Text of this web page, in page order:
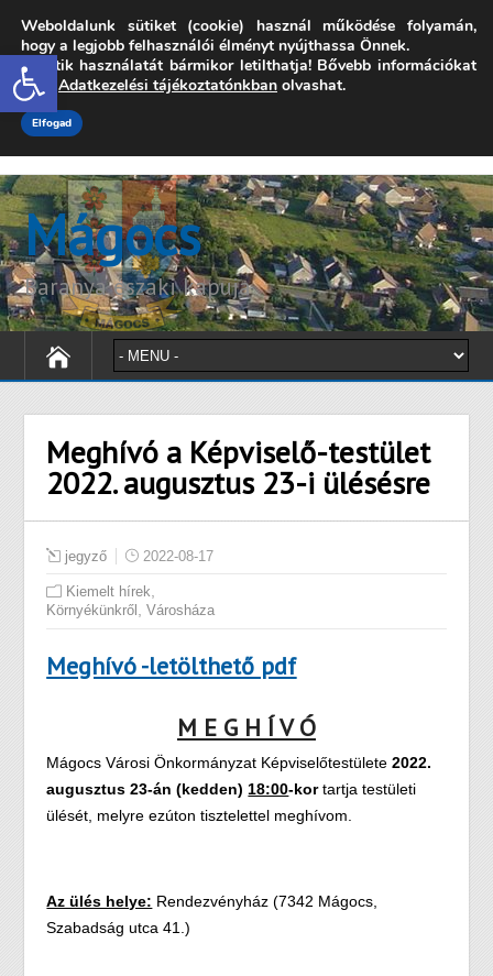
Open toolbar
7342 Mágocs, Szabadság utca 39.
onkormanyzat@magocs.hu +36 (72) 451 110
Elérhetőségek
Mágocs
Baranya északi kapuja
Meghívó a Képviselő-testület
2022. augusztus 23-i ülésésre
jegyző 2022-08-17
Kiemelt hírek
Környékünkről ,Városháza
Meghívó -letölthető pdf
M E G H Í V Ó
Mágocs Városi Önkormányzat Képviselőtestülete2022.
augusztus 23-án (kedden) 18:00-kortartja testületi
ülését, melyre ezúton tisztelettel meghívom.
Az ülés helye: Rendezvényház (7342 Mágocs,
Szabadság utca 41.)
Weboldalunk sütiket (cookie) használ működése folyamán,
hogy a legjobb felhasználói élményt nyújthassa Önnek.
A sütik használatát bármikor letilthatja! Bővebb információkat
erről Adatkezelési tájékoztatónkban olvashat.
Elfogad